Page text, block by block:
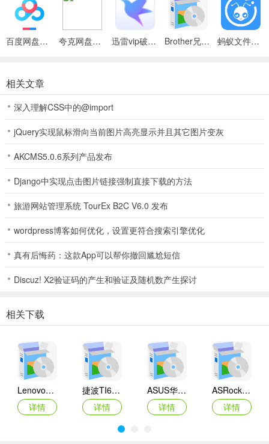
百度网盘绿色免安装Pc电脑版 夸克网盘官方正式版 迅雷vip破解版永久会员2024版 Brother兄弟 MFC-8480DN多功能一体机ISIS驱动 蚂蚁文件（数据恢复大师）
相关文章
深入理解CSS中的@import
jQuery实现鼠标滑向当前图片高亮显示并且其它图片变灰
AKCMS5.0.6系列产品发布
Django中实现点击图片链接强制直接下载的方法
旅游网站管理系统 TourEx B2C V6.0 发布
wordpress博客如何优化，设置更符合搜索引擎优化
真有后悔药：这款App可以帮你撤回尴尬短信
Discuz! X2验证码的产生和验证及随机数产生探讨
相关下载
Lenovo联想 Ideapad Z465/Z565系列笔记本 声卡驱动
详情
捷波TI61AG-A主板BIOS
详情
ASUS华硕F1A55-M LX3 R2.0主板BIOS
详情
ASRock华擎IMB-A160主板BIOS
详情